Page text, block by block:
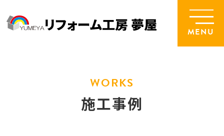
MENU
WORKS
施工事例